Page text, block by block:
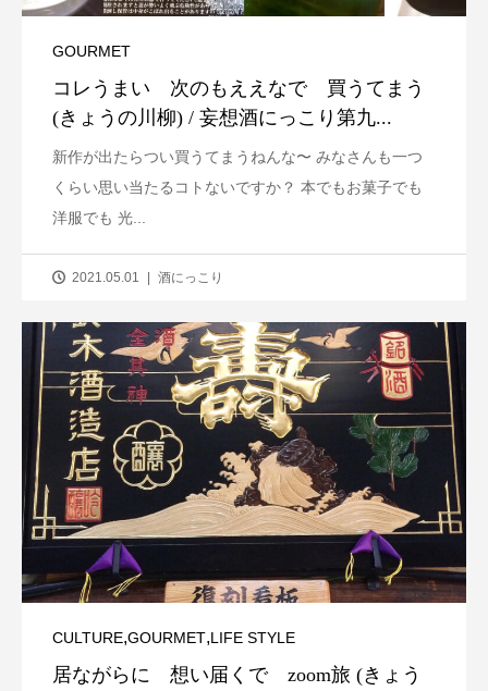
GOURMET
コレうまい 次のもええなで 買うてまう
(きょうの川柳) / 妄想酒にっこり第九...
新作が出たらつい買うてまうねんな〜 みなさんも一つ
くらい思い当たるコトないですか？ 本でもお菓子でも
洋服でも 光...
2021.05.01 酒にっこり
CULTURE,GOURMET,LIFE STYLE
居ながらに 想い届くで zoom旅 (きょう